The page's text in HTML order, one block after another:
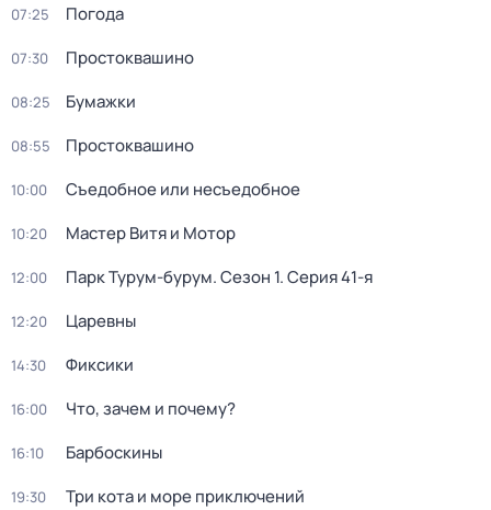
07:25 Погода
07:30 Простоквашино
08:25 Бумажки
08:55 Простоквашино
10:00 Съедобное или несъедобное
10:20 Мастер Витя и Мотор
12:00 Парк Турум-бурум. Сезон 1. Серия 41-я
12:20 Царевны
14:30 Фиксики
16:00 Что, зачем и почему?
16:10 Барбоскины
19:30 Три кота и море приключений